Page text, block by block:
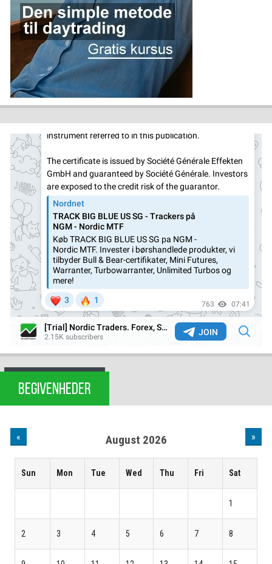
BEGIVENHEDER
« August 2026 »
Sun Mon Tue Wed Thu Fri Sat
1
2 3 4 5 6 7 8